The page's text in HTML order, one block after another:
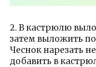
2. В кастрюлю
затем выложить
Чеснок нарезать
добавить в